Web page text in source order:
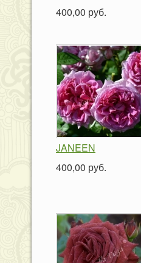
400,00 руб.
JANEEN
400,00 руб.